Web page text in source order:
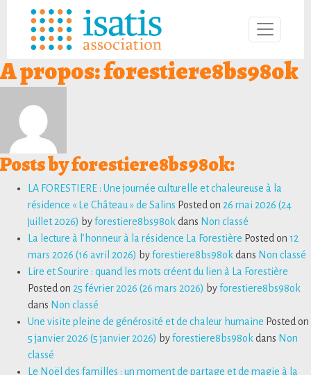
A propos: forestiere8bs98ok
Posts by forestiere8bs98ok:
LA FORESTIERE : Une journée culturelle et chaleureuse à la
résidence « Le Château » de Salins Posted on 26 mai 2026 (24
juillet 2026) byforestiere8bs98ok dans Non classé
La lecture à l’honneur à la résidence La Forestière Posted on 12
mars 2026 (16 avril 2026) byforestiere8bs98ok dans Non classé
Lire et Sourire : quand les mots créent du lien à La Forestière
Posted on 25 février 2026 (26 mars 2026) byforestiere8bs98ok
dans Non classé
Une visite pleine de générosité et de chaleur humaine Posted on
5 janvier 2026 (5 janvier 2026) byforestiere8bs98ok dans Non
classé
Le Noël des familles : un moment de partage et de magie à la